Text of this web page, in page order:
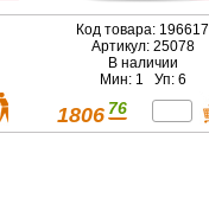
Код товара: 196617
Артикул: 25078
В наличии
Мин: 1 Уп: 6
1806 76